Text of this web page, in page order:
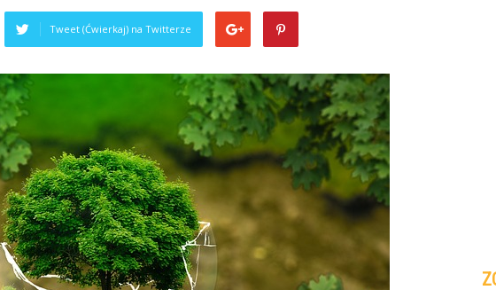
Tweet (Ćwierkaj) na Twitterze